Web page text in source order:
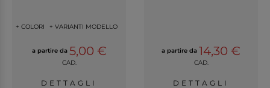
+ COLORI + VARIANTI MODELLO
a partire da 5,00 €
CAD.
DETTAGLI
a partire da 14,30 €
CAD.
DETTAGLI